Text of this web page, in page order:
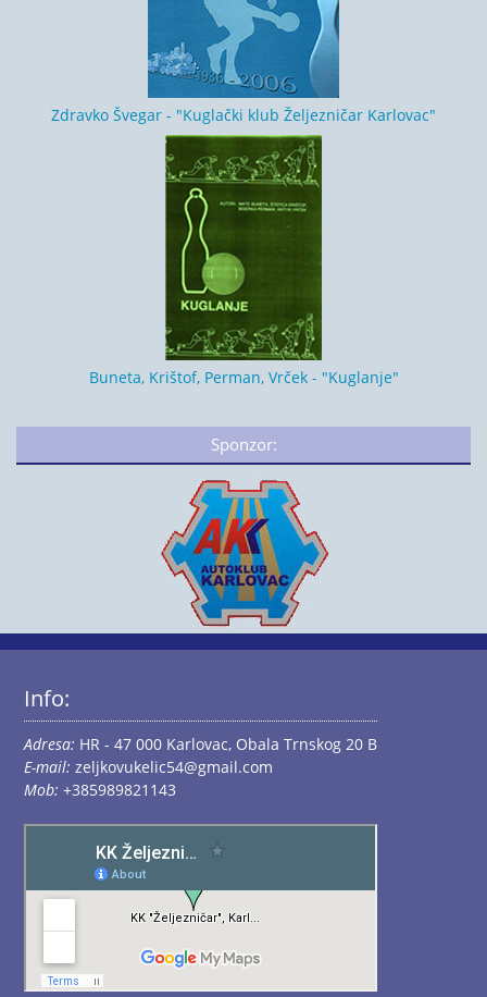
Zdravko Švegar - "Kuglački klub Željezničar Karlovac"
Buneta, Krištof, Perman, Vrček - "Kuglanje"
Sponzor:
Info:
Adresa: HR - 47 000 Karlovac, Obala Trnskog 20 B
E-mail: zeljkovukelic54@gmail.com
Mob: +385989821143